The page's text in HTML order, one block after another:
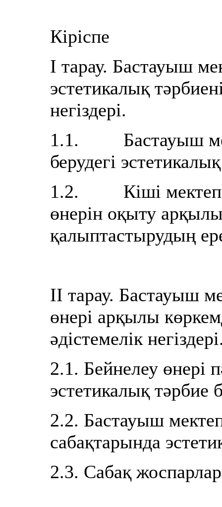
Кіріспе
І тарау. Бастауыш
эстетикалық
негіздері.
1.1. Бастауыш
берудегі
1.2. Кіші мектеп
өнерін оқыту
қалыптастырудың
ІІ тарау. Бастауыш
өнері арқылы
әдістемелік
2.1. Бейнелеу өнері
эстетикалық тәрбие
2.2. Бастауыш
сабақтарында
2.3. Сабақ